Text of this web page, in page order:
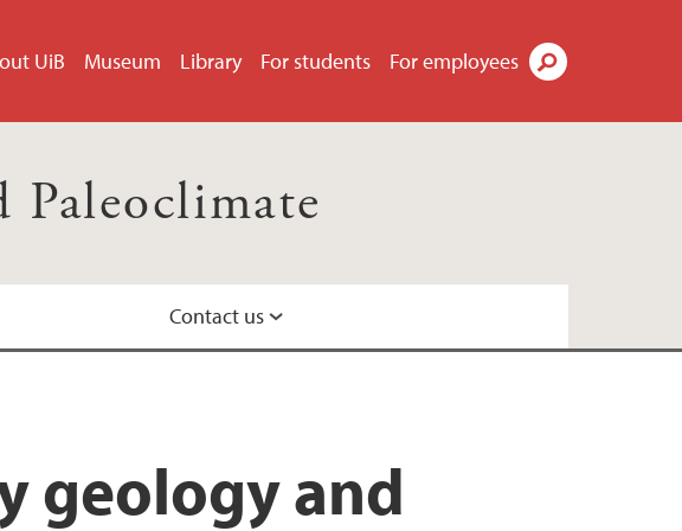
UiB Museum Library For students For employees
Paleoclimate
Contact us
geology and